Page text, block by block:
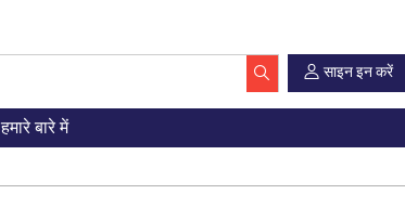
साइन इन करें
हमारे बारे में